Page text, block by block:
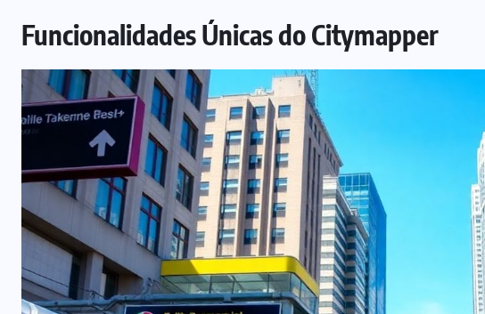
Funcionalidades Únicas do Citymapper